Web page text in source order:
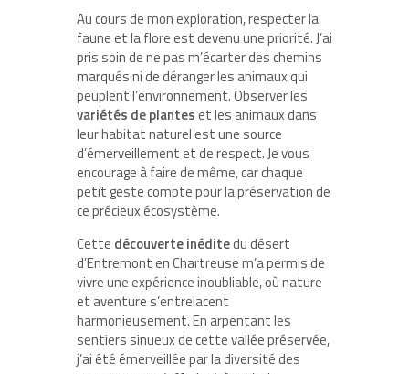
Au cours de mon exploration, respecter la
faune et la flore est devenu une priorité. J’ai
pris soin de ne pas m’écarter des chemins
marqués ni de déranger les animaux qui
peuplent l’environnement. Observer les
variétés de planteset les animaux dans
leur habitat naturel est une source
d’émerveillement et de respect. Je vous
encourage à faire de même, car chaque
petit geste compte pour la préservation de
ce précieux écosystème.
Cette découverte inéditedu désert
d’Entremont en Chartreuse m’a permis de
vivre une expérience inoubliable, où nature
et aventure s’entrelacent
harmonieusement. En arpentant les
sentiers sinueux de cette vallée préservée,
j’ai été émerveillée par la diversité des